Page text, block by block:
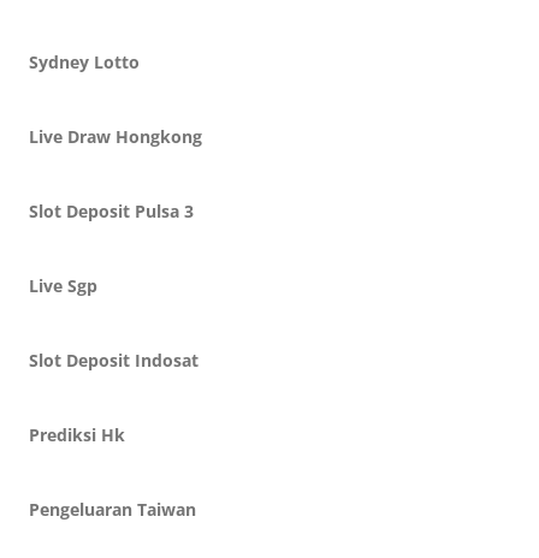
Sydney Lotto
Live Draw Hongkong
Slot Deposit Pulsa 3
Live Sgp
Slot Deposit Indosat
Prediksi Hk
Pengeluaran Taiwan